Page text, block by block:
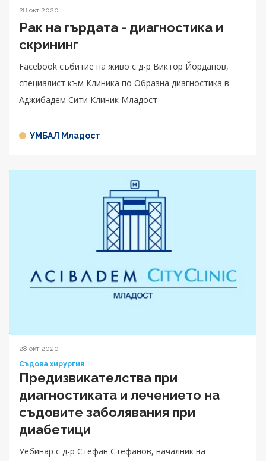
28 окт 2020
Рак на гърдата - диагностика и
скрининг
Facebook събитие на живо с д-р Виктор Йорданов,
специалист към Клиника по Образна диагностика в
Аджибадем Сити Клиник Младост
УМБАЛ Младост
28 окт 2020
Съдова хирургия
Предизвикателства при
диагностиката и лечението на
съдовите заболявания при
диабетици
Уебинар с д-р Стефан Стефанов, началник на